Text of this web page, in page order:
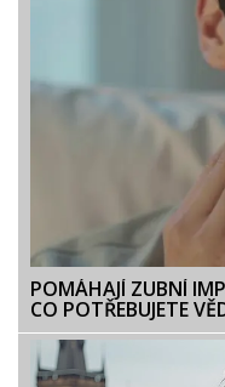
POMÁHAJÍ ZUBNÍ
CO POTŘEBUJETE